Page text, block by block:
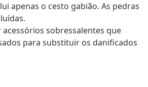
apenas o cesto gabião. As pedras
acessórios sobressalentes que
para substituir os danificados